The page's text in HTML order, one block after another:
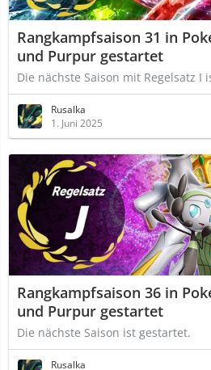
Rangkampfsaison 31 in
und Purpur gestartet
Die nächste Saison mit Regelsatz I
Rusalka
1. Juni 2025
Rangkampfsaison 36 in
und Purpur gestartet
Die nächste Saison ist gestartet.
Rusalka